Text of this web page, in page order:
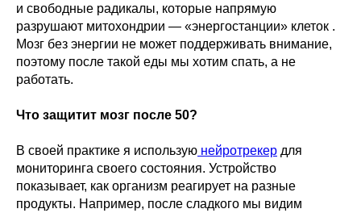
и свободные радикалы, которые напрямую
разрушают митохондрии — «энергостанции» клеток .
Мозг без энергии не может поддерживать внимание,
поэтому после такой еды мы хотим спать, а не
работать.
Что защитит мозг после 50?
В своей практике я использую нейротрекер для
мониторинга своего состояния. Устройство
показывает, как организм реагирует на разные
продукты. Например, после сладкого мы видим